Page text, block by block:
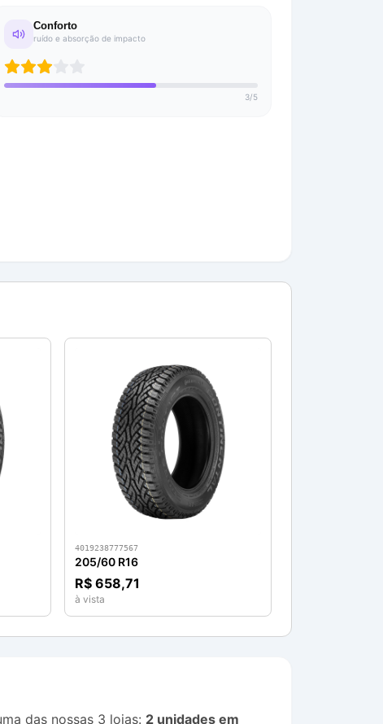
Conforto
ruído e absorção de impacto
3/5
4019238777567
205/60 R16
R$ 658,71
à vista
das nossas 3 lojas: 2 unidades em